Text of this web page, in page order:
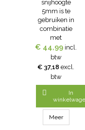
snijhoogte
5mm is te
gebruiken in
combinatie
met
bovenmes:-
GT 505,
gemiddeld
vertand, voor
grotere
honden en
geiten(5 mm
scheerhoogte)
€ 44,99 incl.
btw
€ 37,18 excl.
btw

In
Meer